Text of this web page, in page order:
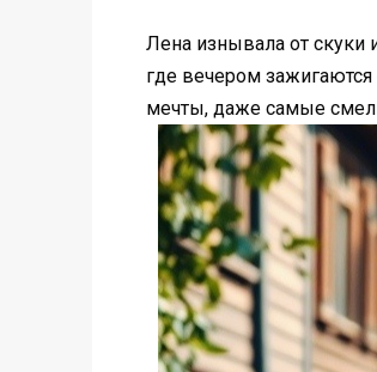
Лена изнывала от скуки
где вечером зажигаются
мечты, даже самые